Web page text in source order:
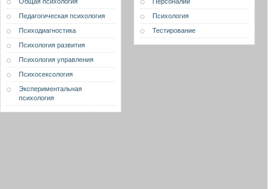
Педагогическая психология
Психодиагностика
Психология развития
Психология управления
Психосексология
Экспериментальная
психология
Психология
Тестирование